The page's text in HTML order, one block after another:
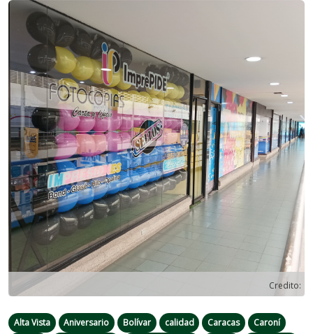
Credito:
Previous Next
Alta Vista Aniversario Bolívar calidad Caracas
Caroní